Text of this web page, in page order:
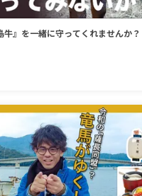
』を一緒に守ってくれませんか？